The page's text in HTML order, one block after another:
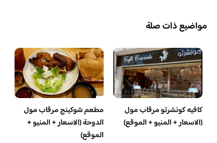
مواضيع ذات صلة
كافيه كونشرتو مرقاب مول
(الاسعار + المنيو + الموقع)
مطعم شوكينج مرقاب مول
الدوحة (الاسعار + المنيو +
الموقع)